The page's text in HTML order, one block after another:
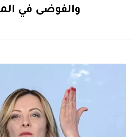
والفوضى في